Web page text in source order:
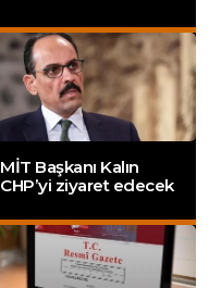
MİT Başkanı Kalın
CHP’yi ziyaret edecek